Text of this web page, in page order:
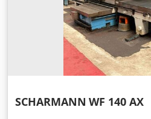
SCHARMANN WF 140 AX